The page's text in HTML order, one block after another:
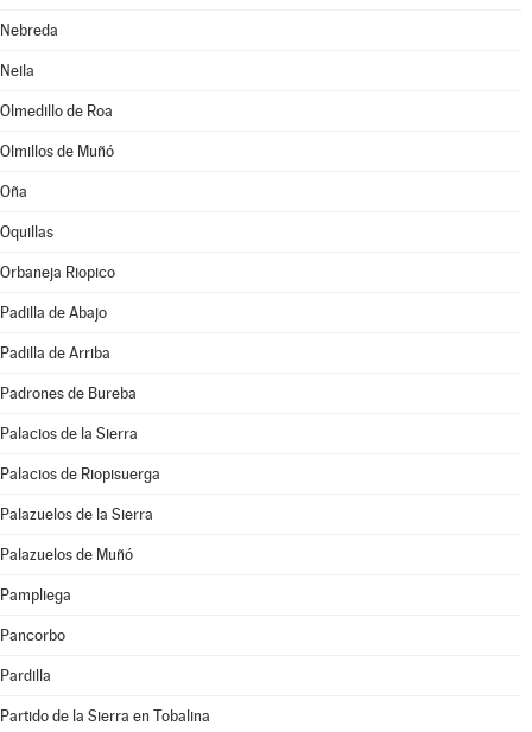
Nebreda
Neila
Olmedillo de Roa
Olmillos de Muñó
Oña
Oquillas
Orbaneja Riopico
Padilla de Abajo
Padilla de Arriba
Padrones de Bureba
Palacios de la Sierra
Palacios de Riopisuerga
Palazuelos de la Sierra
Palazuelos de Muñó
Pampliega
Pancorbo
Pardilla
Partido de la Sierra en Tobalina